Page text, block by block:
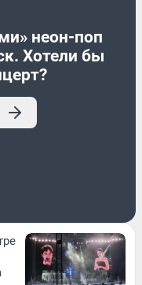
неон-поп
Хотели бы